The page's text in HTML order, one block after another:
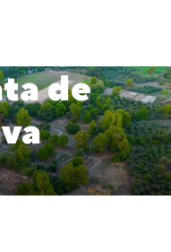
de